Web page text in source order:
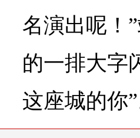
名演出呢！
的一排大字
这座城的你”